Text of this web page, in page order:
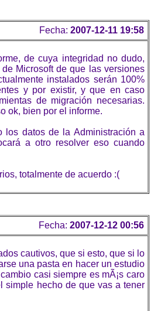
Fecha: 2007-12-11 19:58
de cuya integridad no dudo,
Microsoft de que las versiones
instalados serán 100%
y por existir, y que en caso
de migración necesarias.
ok, bien por el informe.
los datos de la Administración a
a otro resolver eso cuando
totalmente de acuerdo :(
Fecha: 2007-12-12 00:56
cautivos, que si esto, que si lo
una pasta en hacer un estudio
casi siempre es mÃ¡s caro
simple hecho de que vas a tener